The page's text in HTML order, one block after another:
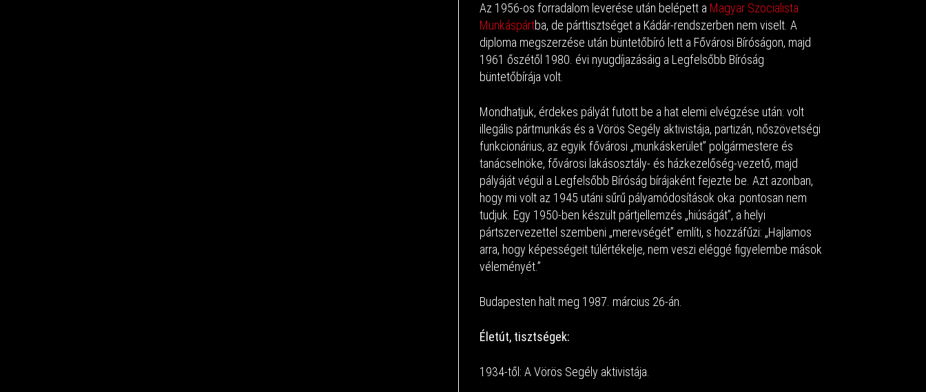
Az 1956-os forradalom leverése után belépett a Magyar Szocialista
Munkáspártba, de párttisztséget a Kádár-rendszerben nem viselt. A
diploma megszerzése után büntetőbíró lett a Fővárosi Bíróságon, majd
1961 őszétől 1980. évi nyugdíjazásáig a Legfelsőbb Bíróság
büntetőbírája volt.
Mondhatjuk, érdekes pályát futott be a hat elemi elvégzése után: volt
illegális pártmunkás és a Vörös Segély aktivistája, partizán, nőszövetségi
funkcionárius, az egyik fővárosi „munkáskerület” polgármestere és
tanácselnöke, fővárosi lakásosztály- és házkezelőség-vezető, majd
pályáját végül a Legfelsőbb Bíróság bírájaként fejezte be. Azt azonban,
hogy mi volt az 1945 utáni sűrű pályamódosítások oka: pontosan nem
tudjuk. Egy 1950-ben készült pártjellemzés „hiúságát”, a helyi
pártszervezettel szembeni „merevségét” említi, s hozzáfűzi: „Hajlamos
arra, hogy képességeit túlértékelje, nem veszi eléggé figyelembe mások
véleményét.”
Budapesten halt meg 1987. március 26-án.
Életút, tisztségek:
1934-től: A Vörös Segély aktivistája.